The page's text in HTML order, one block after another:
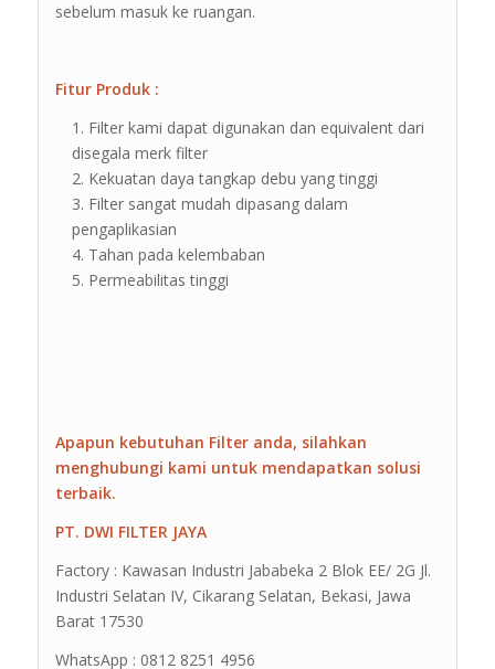
sebelum masuk ke ruangan.
Fitur Produk :
Filter kami dapat digunakan dan equivalent dari
disegala merk filter
Kekuatan daya tangkap debu yang tinggi
Filter sangat mudah dipasang dalam
pengaplikasian
Tahan pada kelembaban
Permeabilitas tinggi
Apapun kebutuhan Filter anda, silahkan
menghubungi kami untuk mendapatkan solusi
terbaik.
PT. DWI FILTER JAYA
Factory : Kawasan Industri Jababeka 2 Blok EE/ 2G Jl.
Industri Selatan IV, Cikarang Selatan, Bekasi, Jawa
Barat 17530
WhatsApp : 0812 8251 4956